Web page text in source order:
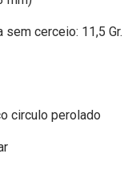
cerceio: 11,5
circulo perolado